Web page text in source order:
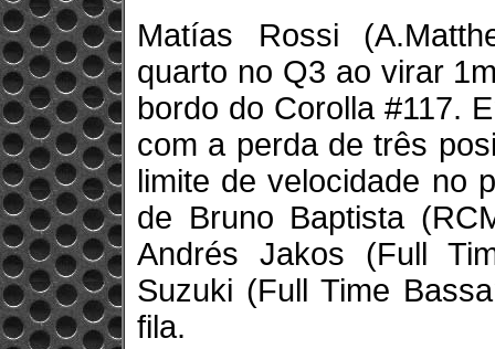
Matías Rossi
quarto no Q3 ao virar
bordo do Corolla #117.
com a perda de três
limite de velocidade no
de Bruno Baptista
Andrés Jakos (Full
Suzuki (Full Time
fila.